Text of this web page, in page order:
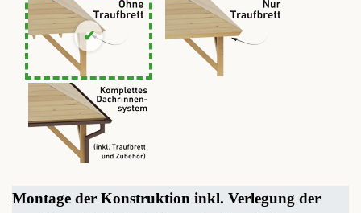
Montage der Konstruktion inkl. Verlegung der